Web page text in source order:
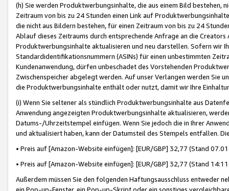
(h) Sie werden Produktwerbungsinhalte, die aus einem Bild bestehen,
Zeitraum von bis zu 24 Stunden einen Link auf
die nicht aus Bildern bestehen, für einen Zeitraum von bis zu 24
Ablauf dieses Zeitraums durch entsprechende Anfrage an die
Produktwerbungsinhalte aktualisieren und neu darstellen. Sofern wir
Standardidentifikationsnummern (ASINs) für einen unbestimmten
Kundenanwendung, dürfen unbeschadet des Vorstehenden
Zwischenspeicher abgelegt werden. Auf unser Verlangen werden Sie
die Produktwerbungsinhalte enthält oder nutzt, damit wir Ihre
(i) Wenn Sie seltener als stündlich Produktwerbungsinhalte aus
Anwendung angezeigten Produktwerbungsinhalte aktualisieren,
Datums-/Uhrzeitstempel einfügen. Wenn Sie jedoch die in Ihrer
und aktualisiert haben, kann der Datumsteil des Stempels entfallen.
• Preis auf [Amazon-Website einfügen]: [EUR/GBP] 32,77 (Stand
• Preis auf [Amazon-Website einfügen]: [EUR/GBP] 32,77 (Stand
Außerdem müssen Sie den folgenden Haftungsausschluss entweder
ein Pop-up-Fenster, ein Pop-up-Skript oder ein sonstiges